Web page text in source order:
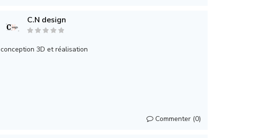
C.N design
conception 3D et réalisation
Commenter (0)